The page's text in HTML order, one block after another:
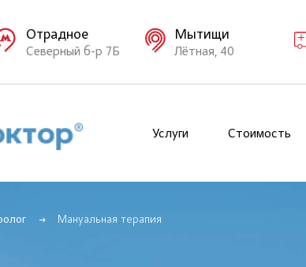
Отрадное
Северный б-р 7Б
Мытищи
Лётная, 40
Услуги Стоимость
Мануальная терапия